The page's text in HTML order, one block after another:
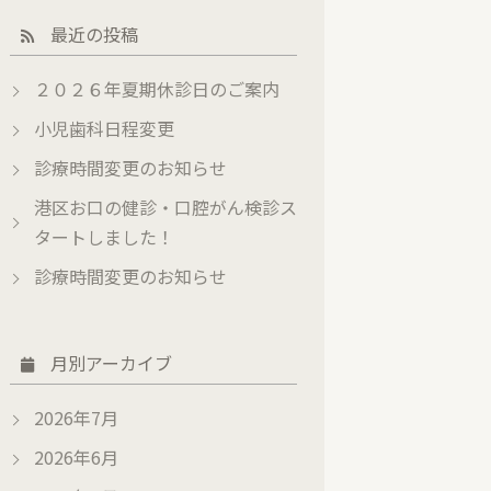
最近の投稿
２０２６年夏期休診日のご案内
小児歯科日程変更
診療時間変更のお知らせ
港区お口の健診・口腔がん検診ス
タートしました！
診療時間変更のお知らせ
月別アーカイブ
2026年7月
2026年6月